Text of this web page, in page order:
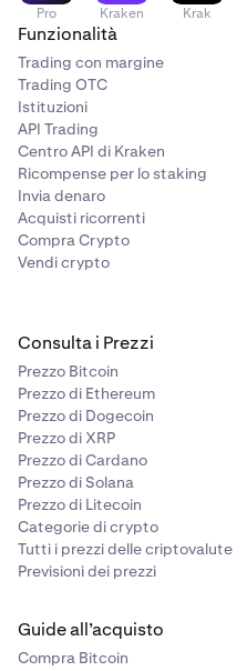
Pro Kraken Krak
Funzionalità
Trading con margine
Trading OTC
Istituzioni
API Trading
Centro API di Kraken
Ricompense per lo staking
Invia denaro
Acquisti ricorrenti
Compra Crypto
Vendi crypto
Consulta i Prezzi
Prezzo Bitcoin
Prezzo di Ethereum
Prezzo di Dogecoin
Prezzo di XRP
Prezzo di Cardano
Prezzo di Solana
Prezzo di Litecoin
Categorie di crypto
Tutti i prezzi delle criptovalute
Previsioni dei prezzi
Guide all’acquisto
Compra Bitcoin